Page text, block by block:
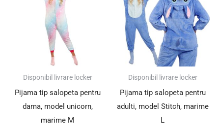
Disponibil livrare locker
Pijama tip salopeta pentru
dama, model unicorn,
marime M
Disponibil livrare locker
Pijama tip salopeta pentru
adulti, model Stitch, marime
L